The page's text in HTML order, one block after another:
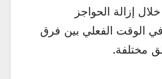
إزالة الحواجز
في الوقت الفعلي بين فرق
مختلفة.